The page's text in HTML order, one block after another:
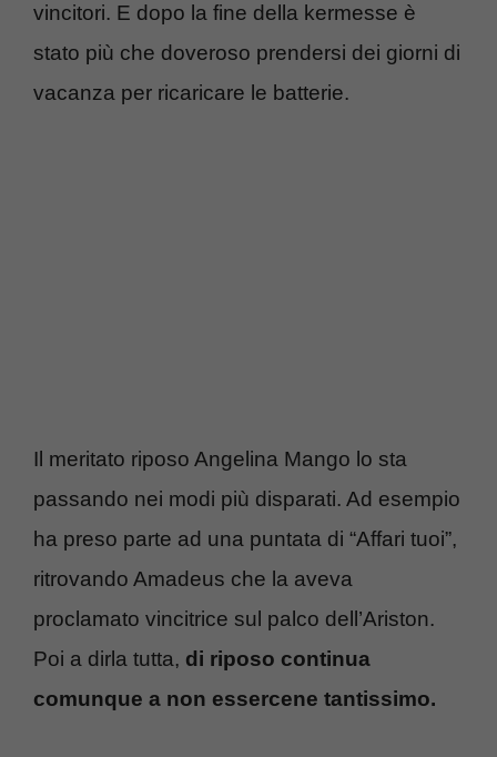
vincitori. E dopo la fine della kermesse è
stato più che doveroso prendersi dei giorni di
vacanza per ricaricare le batterie.
Il meritato riposo Angelina Mango lo sta
passando nei modi più disparati. Ad esempio
ha preso parte ad una puntata di “Affari tuoi”,
ritrovando Amadeus che la aveva
proclamato vincitrice sul palco dell’Ariston.
Poi a dirla tutta, di riposo continua
comunque a non essercene tantissimo.